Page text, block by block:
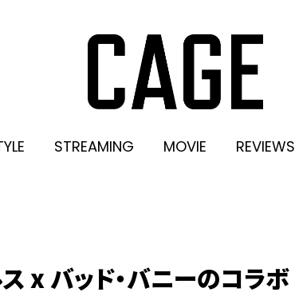
STREAMING MOVIE REVIEWS
x バッド・バニーのコラボ